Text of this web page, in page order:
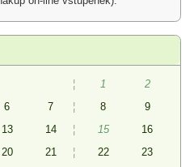
¦ 1
2
6 7 ¦ 8
9
13 14 ¦ 15
16
20 21 ¦ 22
23